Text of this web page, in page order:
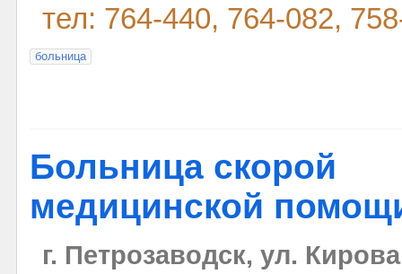
тел: 764-440, 764-082,
больница
Больница скорой
медицинской
г. Петрозаводск, ул.